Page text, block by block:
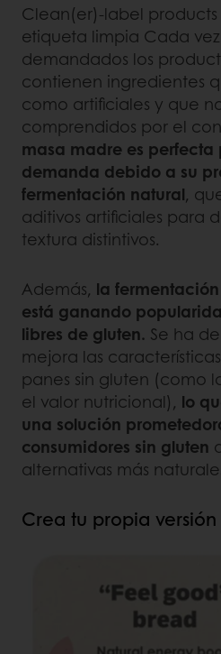
Clean(er)-label
etiqueta limpia Cada
demandados los
contienen ingredientes
como artificiales y que
comprendidos por el
masa madre es perfecta
demanda debido a su
fermentación natural,
aditivos artificiales para
textura distintivos.
Además, la
está ganando
libres de gluten. Se ha
mejora las
panes sin gluten (como
el valor nutricional), lo
una solución
consumidores sin gluten
alternativas más
Crea tu propia